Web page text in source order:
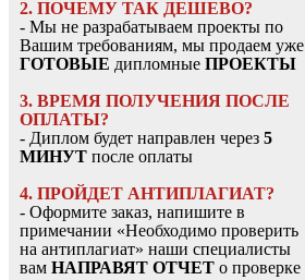
2. ПОЧЕМУ ТАК ДЕШЕВО?
- Мы не разрабатываем проекты по
Вашим требованиям, мы продаем уже
ГОТОВЫЕ дипломные ПРОЕКТЫ
3. ВРЕМЯ ПОЛУЧЕНИЯ ПОСЛЕ
ОПЛАТЫ?
- Диплом будет направлен через 5
МИНУТ после оплаты
4. ПРОЙДЕТ АНТИПЛАГИАТ?
- Оформите заказ, напишите в
примечании «Необходимо проверить
на антиплагиат» наши специалисты
вам НАПРАВЯТ ОТЧЕТ о проверке